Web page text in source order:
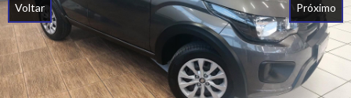
Voltar Próximo